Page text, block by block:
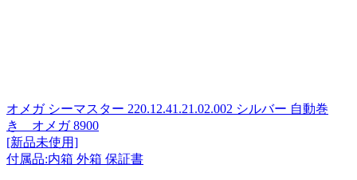
オメガ シーマスター 220.12.41.21.02.002 シルバー 自動巻
き オメガ 8900
[新品未使用]
付属品:内箱 外箱 保証書